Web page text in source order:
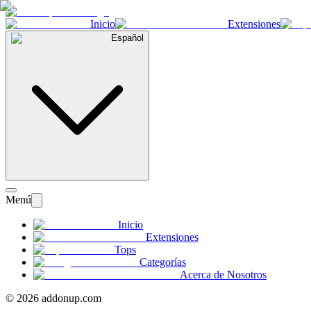
Inicio Extensiones
Español
Menú
Inicio
Extensiones
Tops
Categorías
Acerca de Nosotros
© 2026 addonup.com